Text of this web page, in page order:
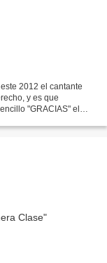
2012 el cantante
y es que
"GRACIAS" el